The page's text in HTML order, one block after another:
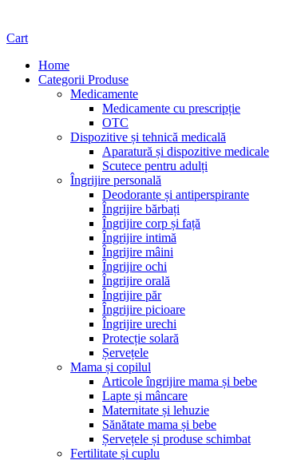
Cart
Home
Categorii Produse
Medicamente
Medicamente cu prescripție
OTC
Dispozitive și tehnică medicală
Aparatură și dispozitive medicale
Scutece pentru adulți
Îngrijire personală
Deodorante și antiperspirante
Îngrijire bărbați
Îngrijire corp și față
Îngrijire intimă
Îngrijire mâini
Îngrijire ochi
Îngrijire orală
Îngrijire păr
Îngrijire picioare
Îngrijire urechi
Protecție solară
Șervețele
Mama și copilul
Articole îngrijire mama și bebe
Lapte și mâncare
Maternitate și lehuzie
Sănătate mama și bebe
Șervețele și produse schimbat
Fertilitate și cuplu